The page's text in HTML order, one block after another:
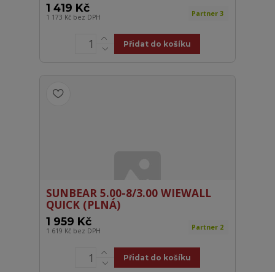
1 419 Kč
1 173 Kč bez DPH Partner 3
Přidat do košíku
SUNBEAR 5.00-8/3.00 WIEWALL
QUICK (PLNÁ)
1 959 Kč
1 619 Kč bez DPH Partner 2
Přidat do košíku